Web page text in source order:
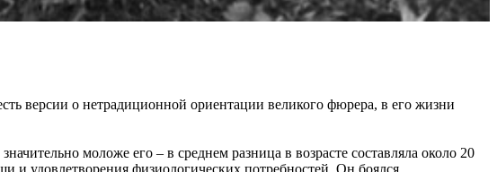
версии о нетрадиционной ориентации великого фюрера, в его жизни
моложе его – в среднем разница в возрасте составляла около 20